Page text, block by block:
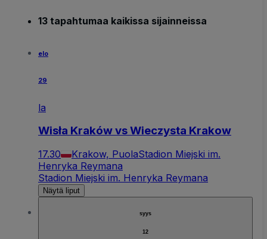
13 tapahtumaa kaikissa sijainneissa
elo
29
la
Wisła Kraków vs Wieczysta Krakow
17.30 Krakow, PuolaStadion Miejski im.
Henryka Reymana
Stadion Miejski im. Henryka Reymana
Näytä liput
syys
12